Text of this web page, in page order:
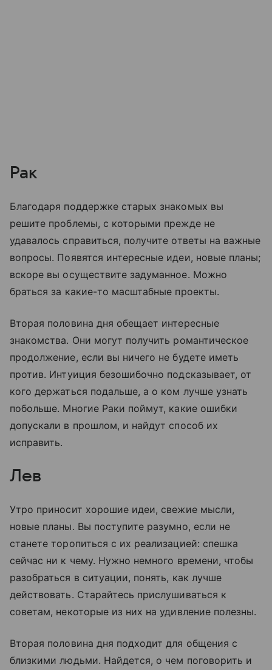
Рак
Благодаря поддержке старых знакомых вы
решите проблемы, с которыми прежде не
удавалось справиться, получите ответы на важные
вопросы. Появятся интересные идеи, новые планы;
вскоре вы осуществите задуманное. Можно
браться за какие-то масштабные проекты.
Вторая половина дня обещает интересные
знакомства. Они могут получить романтическое
продолжение, если вы ничего не будете иметь
против. Интуиция безошибочно подсказывает, от
кого держаться подальше, а о ком лучше узнать
побольше. Многие Раки поймут, какие ошибки
допускали в прошлом, и найдут способ их
исправить.
Лев
Утро приносит хорошие идеи, свежие мысли,
новые планы. Вы поступите разумно, если не
станете торопиться с их реализацией: спешка
сейчас ни к чему. Нужно немного времени, чтобы
разобраться в ситуации, понять, как лучше
действовать. Старайтесь прислушиваться к
советам, некоторые из них на удивление полезны.
Вторая половина дня подходит для общения с
близкими людьми. Найдется, о чем поговорить и